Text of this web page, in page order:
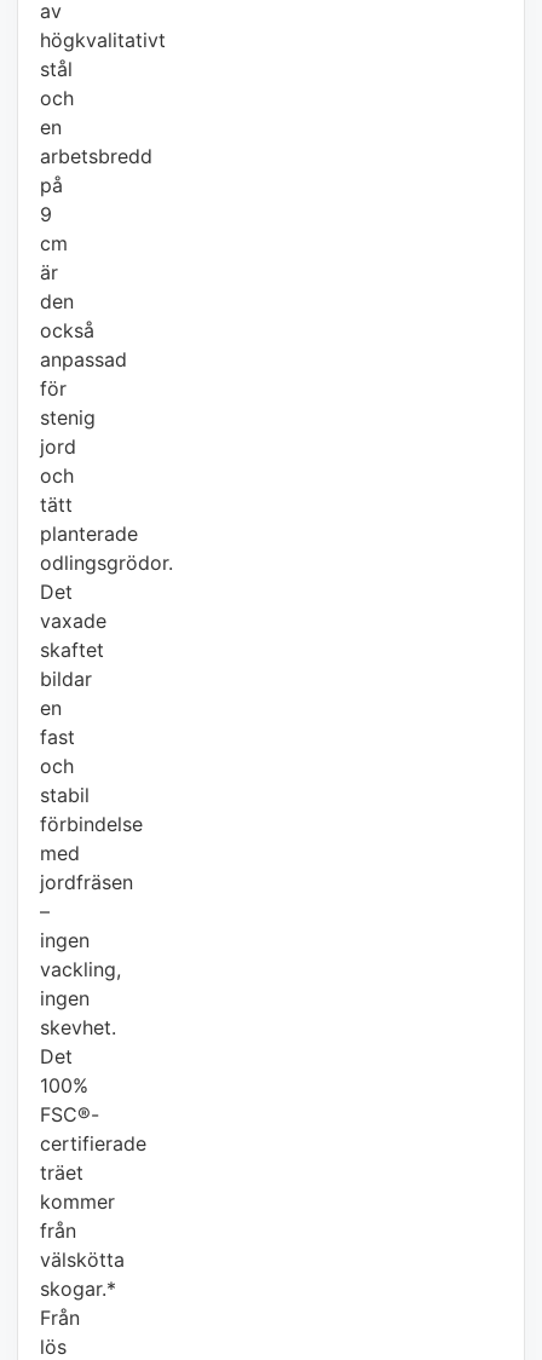
av
högkvalitativt
stål
och
en
arbetsbredd
på
9
cm
är
den
också
anpassad
för
stenig
jord
och
tätt
planterade
odlingsgrödor.
Det
vaxade
skaftet
bildar
en
fast
och
stabil
förbindelse
med
jordfräsen
–
ingen
vackling,
ingen
skevhet.
Det
100%
FSC®-
certifierade
träet
kommer
från
välskötta
skogar.*
Från
lös